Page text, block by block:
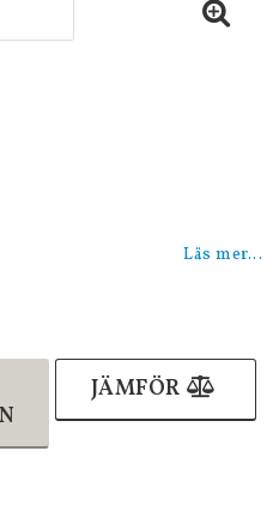
Läs mer...
JÄMFÖR